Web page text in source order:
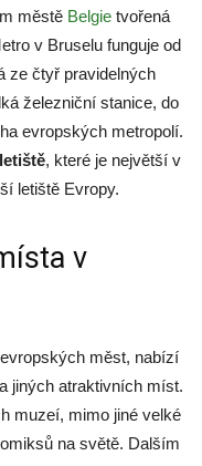
městě Belgie tvořená
v Bruselu funguje od
ze čtyř pravidelných
železniční stanice, do
evropských metropolí.
, které je největší v
letiště Evropy.
v
měst, nabízí
jiných atraktivních míst.
muzeí, mimo jiné velké
na světě. Dalším